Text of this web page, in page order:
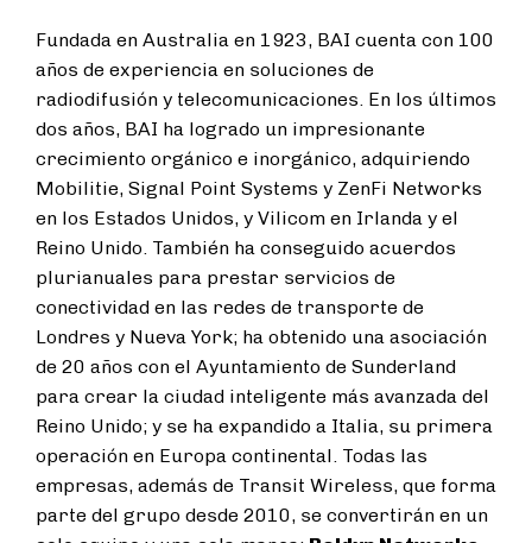
Fundada en Australia en 1923, BAI cuenta con 100
años de experiencia en soluciones de
radiodifusión y telecomunicaciones. En los últimos
dos años, BAI ha logrado un impresionante
crecimiento orgánico e inorgánico, adquiriendo
Mobilitie, Signal Point Systems y ZenFi Networks
en los Estados Unidos, y Vilicom en Irlanda y el
Reino Unido. También ha conseguido acuerdos
plurianuales para prestar servicios de
conectividad en las redes de transporte de
Londres y Nueva York; ha obtenido una asociación
de 20 años con el Ayuntamiento de Sunderland
para crear la ciudad inteligente más avanzada del
Reino Unido; y se ha expandido a Italia, su primera
operación en Europa continental. Todas las
empresas, además de Transit Wireless, que forma
parte del grupo desde 2010, se convertirán en un